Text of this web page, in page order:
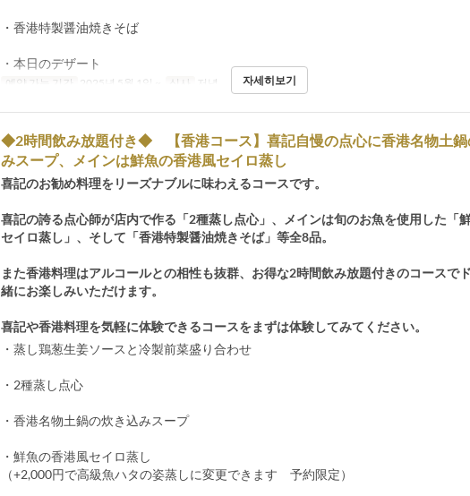
・香港特製醤油焼きそば
・本日のデザート
예약 가능 기간 2025년 5월 1일 ~ 식사 저녁 자세히보기
◆2時間飲み放題付き◆ 【香港コース】喜記自慢の点心に香港名物土鍋
みスープ、メインは鮮魚の香港風セイロ蒸し
喜記のお勧め料理をリーズナブルに味わえるコースです。
喜記の誇る点心師が店内で作る「2種蒸し点心」、メインは旬のお魚を使用した「
セイロ蒸し」、そして「香港特製醤油焼きそば」等全8品。
また香港料理はアルコールとの相性も抜群、お得な2時間飲み放題付きのコースで
緒にお楽しみいただけます。
喜記や香港料理を気軽に体験できるコースをまずは体験してみてください。
・蒸し鶏葱生姜ソースと冷製前菜盛り合わせ
・2種蒸し点心
・香港名物土鍋の炊き込みスープ
・鮮魚の香港風セイロ蒸し
（+2,000円で高級魚ハタの姿蒸しに変更できます 予約限定）